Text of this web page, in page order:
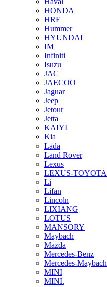
HONDA
HRE
Hummer
HYUNDAI
IM
Infiniti
Isuzu
JAC
JAECOO
Jaguar
Jeep
Jetour
Jetta
KAIYI
Kia
Lada
Land Rover
Lexus
LEXUS-TOYOTA
Li
Lifan
Lincoln
LIXIANG
LOTUS
MANSORY
Maybach
Mazda
Mercedes-Benz
Mercedes-Maybach
MINI
MINI.